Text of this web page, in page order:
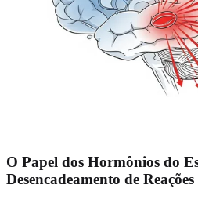
O Papel dos Hormônios do
Desencadeamento de